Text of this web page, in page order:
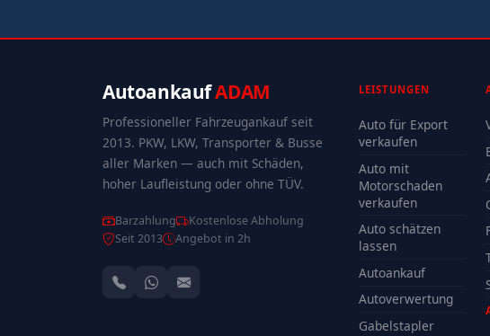
AutoankaufADAM
Professioneller Fahrzeugankauf seit
2013. PKW, LKW, Transporter & Busse
aller Marken — auch mit Schäden,
hoher Laufleistung oder ohne TÜV.
Barzahlung
Kostenlose Abholung
Seit 2013
Angebot in 2h
LEISTUNGEN
Auto für Export
verkaufen
Auto mit
Motorschaden
verkaufen
Auto schätzen
lassen
Autoankauf
Autoverwertung
Gabelstapler